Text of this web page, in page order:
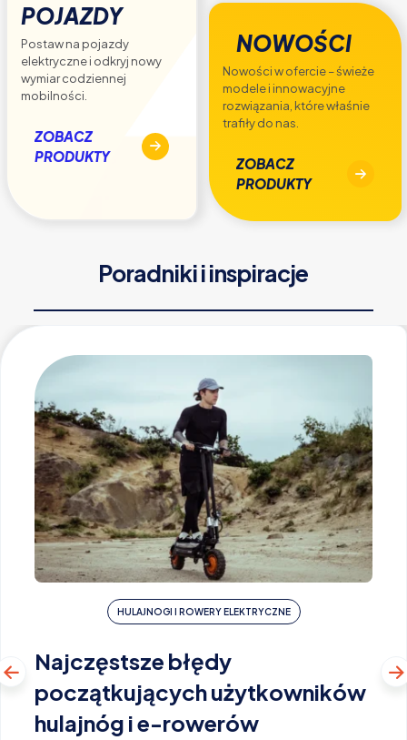
POJAZDY
Postaw na pojazdy
elektryczne i odkryj nowy
wymiar codziennej
mobilności.
ZOBACZ
PRODUKTY
NOWOŚCI
Nowości w ofercie – świeże
modele i innowacyjne
rozwiązania, które właśnie
trafiły do nas.
ZOBACZ
PRODUKTY
Poradniki i inspiracje
HULAJNOGI I ROWERY ELEKTRYCZNE
Najczęstsze błędy
początkujących użytkowników
hulajnóg i e-rowerów